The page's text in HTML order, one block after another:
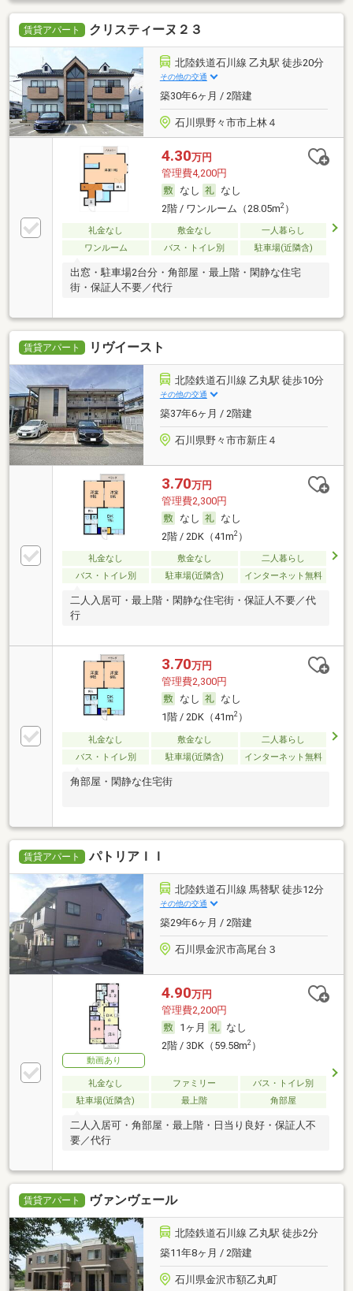
賃貸アパート クリスティーヌ２３
北陸鉄道石川線 乙丸駅 徒歩20分
その他の交通
築30年6ヶ月 / 2階建
石川県野々市市上林４
4.30万円
管理費4,200円
なし
なし
2階 / ワンルーム（28.05m2）
礼金なし 敷金なし
一人暮らし
ワンルーム
バス・トイレ別 駐車場(近隣含)
出窓・駐車場2台分・角部屋・最上階・閑静な住宅
街・保証人不要／代行
賃貸アパート リヴイースト
北陸鉄道石川線 乙丸駅 徒歩10分
その他の交通
築37年6ヶ月 / 2階建
石川県野々市市新庄４
3.70万円
管理費2,300円
なし
なし
2階 / 2DK（41m2）
礼金なし 敷金なし
二人暮らし
バス・トイレ別
駐車場(近隣含) インターネット無料
二人入居可・最上階・閑静な住宅街・保証人不要／代
行
3.70万円
管理費2,300円
なし
なし
1階 / 2DK（41m2）
礼金なし 敷金なし
二人暮らし
バス・トイレ別
駐車場(近隣含) インターネット無料
角部屋・閑静な住宅街
賃貸アパート パトリアＩＩ
北陸鉄道石川線 馬替駅 徒歩12分
その他の交通
築29年6ヶ月 / 2階建
石川県金沢市高尾台３
動画あり
4.90万円
管理費2,200円
1ヶ月
なし
2階 / 3DK（59.58m2）
礼金なし ファミリー
バス・トイレ別
駐車場(近隣含)
最上階 角部屋
二人入居可・角部屋・最上階・日当り良好・保証人不
要／代行
賃貸アパート ヴァンヴェール
北陸鉄道石川線 乙丸駅 徒歩2分
築11年8ヶ月 / 2階建
石川県金沢市額乙丸町